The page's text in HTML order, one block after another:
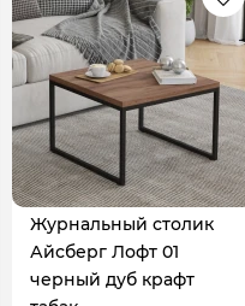
Журнальный столик
Айсберг Лофт 01
черный дуб крафт